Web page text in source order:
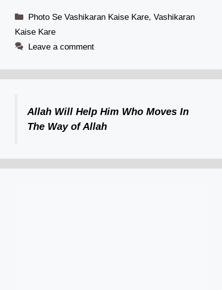
Categories
Photo Se Vashikaran Kaise Kare,Vashikaran
Kaise Kare
Leave a comment
Allah Will Help Him Who Moves In
The Way of Allah